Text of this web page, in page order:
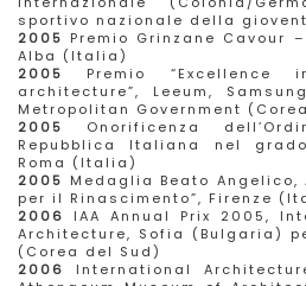
sportivo nazionale della
2005 Premio Grinzane Cavour
Alba (Italia)
2005 Premio
architecture”, Leeum,
Metropolitan Government
2005 Onorificenza
Repubblica Italiana nel
Roma (Italia)
2005 Medaglia Beato Angelico,
per il Rinascimento”, Firenze
2006 IAA Annual Prix 2005,
Architecture, Sofia (Bulgaria)
(Corea del Sud)
2006 International